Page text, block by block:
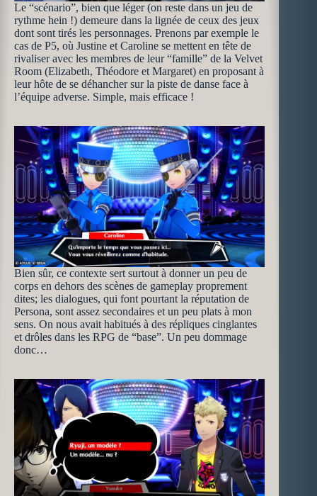
Le “scénario”, bien que léger (on reste dans un jeu de
rythme hein !) demeure dans la lignée de ceux des jeux
dont sont tirés les personnages. Prenons par exemple le
cas de P5, où Justine et Caroline se mettent en tête de
rivaliser avec les membres de leur “famille” de la Velvet
Room (Elizabeth, Théodore et Margaret) en proposant à
leur hôte de se déhancher sur la piste de danse face à
l’équipe adverse. Simple, mais efficace !
Bien sûr, ce contexte sert surtout à donner un peu de
corps en dehors des scènes de gameplay proprement
dites; les dialogues, qui font pourtant la réputation de
Persona, sont assez secondaires et un peu plats à mon
sens. On nous avait habitués à des répliques cinglantes
et drôles dans les RPG de “base”. Un peu dommage
donc…